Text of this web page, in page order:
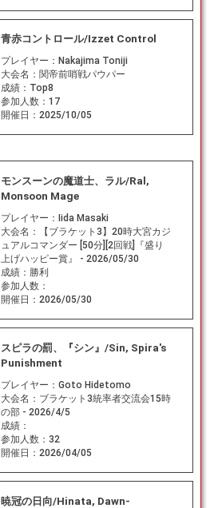
青赤コントロール/Izzet Control
プレイヤー： Nakajima Toniji
大会名： 関帝前哨戦パウパー
成績： Top8
参加人数： 17
開催日： 2025/10/05
モンスーンの魔道士、ラル/Ral,
Monsoon Mage
プレイヤー： Iida Masaki
大会名：
【ブラケット3】20時大宮カジ
ュアルコマンダー [50分][2回戦]『盛り
上げハッピー賞』 - 2026/05/30
成績： 勝利
参加人数：
開催日： 2026/05/30
スピラの罰、『シン』/Sin, Spira's
Punishment
プレイヤー： Goto Hidetomo
大会名： ブラケット3統率者交流会15時
の部 - 2026/4/5
成績：
参加人数： 32
開催日： 2026/04/05
暁冠の日向/Hinata, Dawn-